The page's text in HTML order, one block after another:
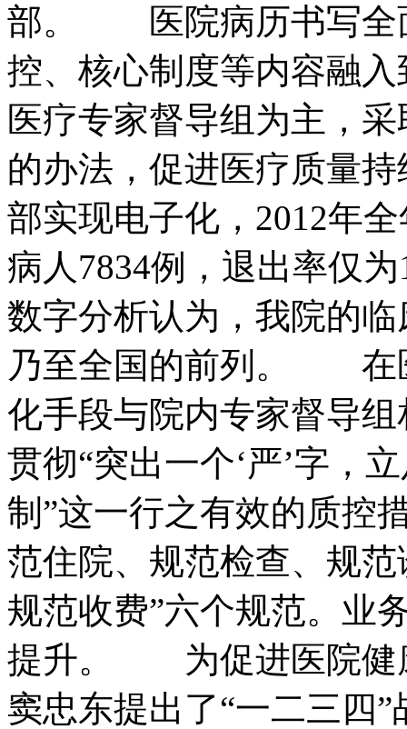
部。 医院病历书写全
控、核心制度等内容融
医疗专家督导组为主，
的办法，促进医疗质量
部实现电子化，2012年
病人7834例，退出率仅
数字分析认为，我院的
乃至全国的前列。 在
化手段与院内专家督导
贯彻“突出一个‘严’字，
制”这一行之有效的质控
范住院、规范检查、规
规范收费”六个规范。业
提升。 为促进医院健
窦忠东提出了“一二三四